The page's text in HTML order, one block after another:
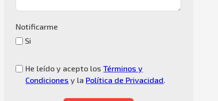
Notificarme
Si
He leído y acepto losTérminos y
Condiciones y la Política de Privacidad.